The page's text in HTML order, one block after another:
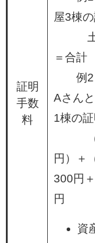
証明
手数
料
屋3棟
土地
＝合計
例2 A
Aさん
1棟の
（A
円）＋
300円
円
資